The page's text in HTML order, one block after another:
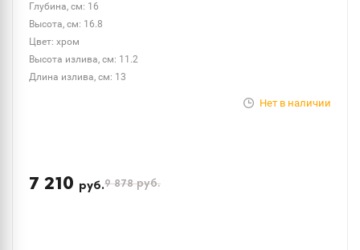
Глубина, см: 16
Высота, см: 16.8
Цвет: хром
Высота излива, см: 11.2
Длина излива, см: 13
Нет в наличии
7 210 руб.9 878руб.